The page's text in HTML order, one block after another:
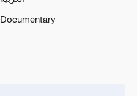
Documentary